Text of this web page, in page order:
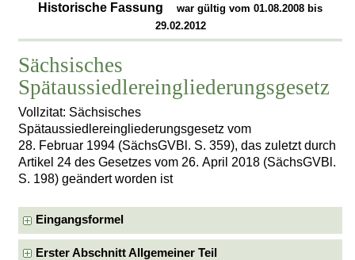
Historische Fassung
war gültig vom 01.08.2008 bis
29.02.2012
Sächsisches
Spätaussiedlereingliederungsgesetz
Vollzitat: Sächsisches
Spätaussiedlereingliederungsgesetz vom
28. Februar 1994 (SächsGVBl. S. 359), das zuletzt durch
Artikel 24 des Gesetzes vom 26. April 2018 (SächsGVBl.
S. 198) geändert worden ist
Eingangsformel
Erster Abschnitt Allgemeiner Teil